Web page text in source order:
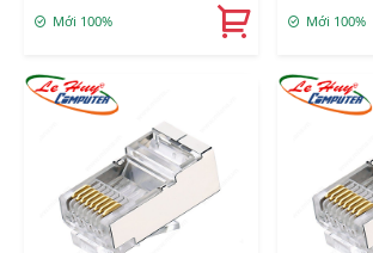
Mới 100% Mới 100%